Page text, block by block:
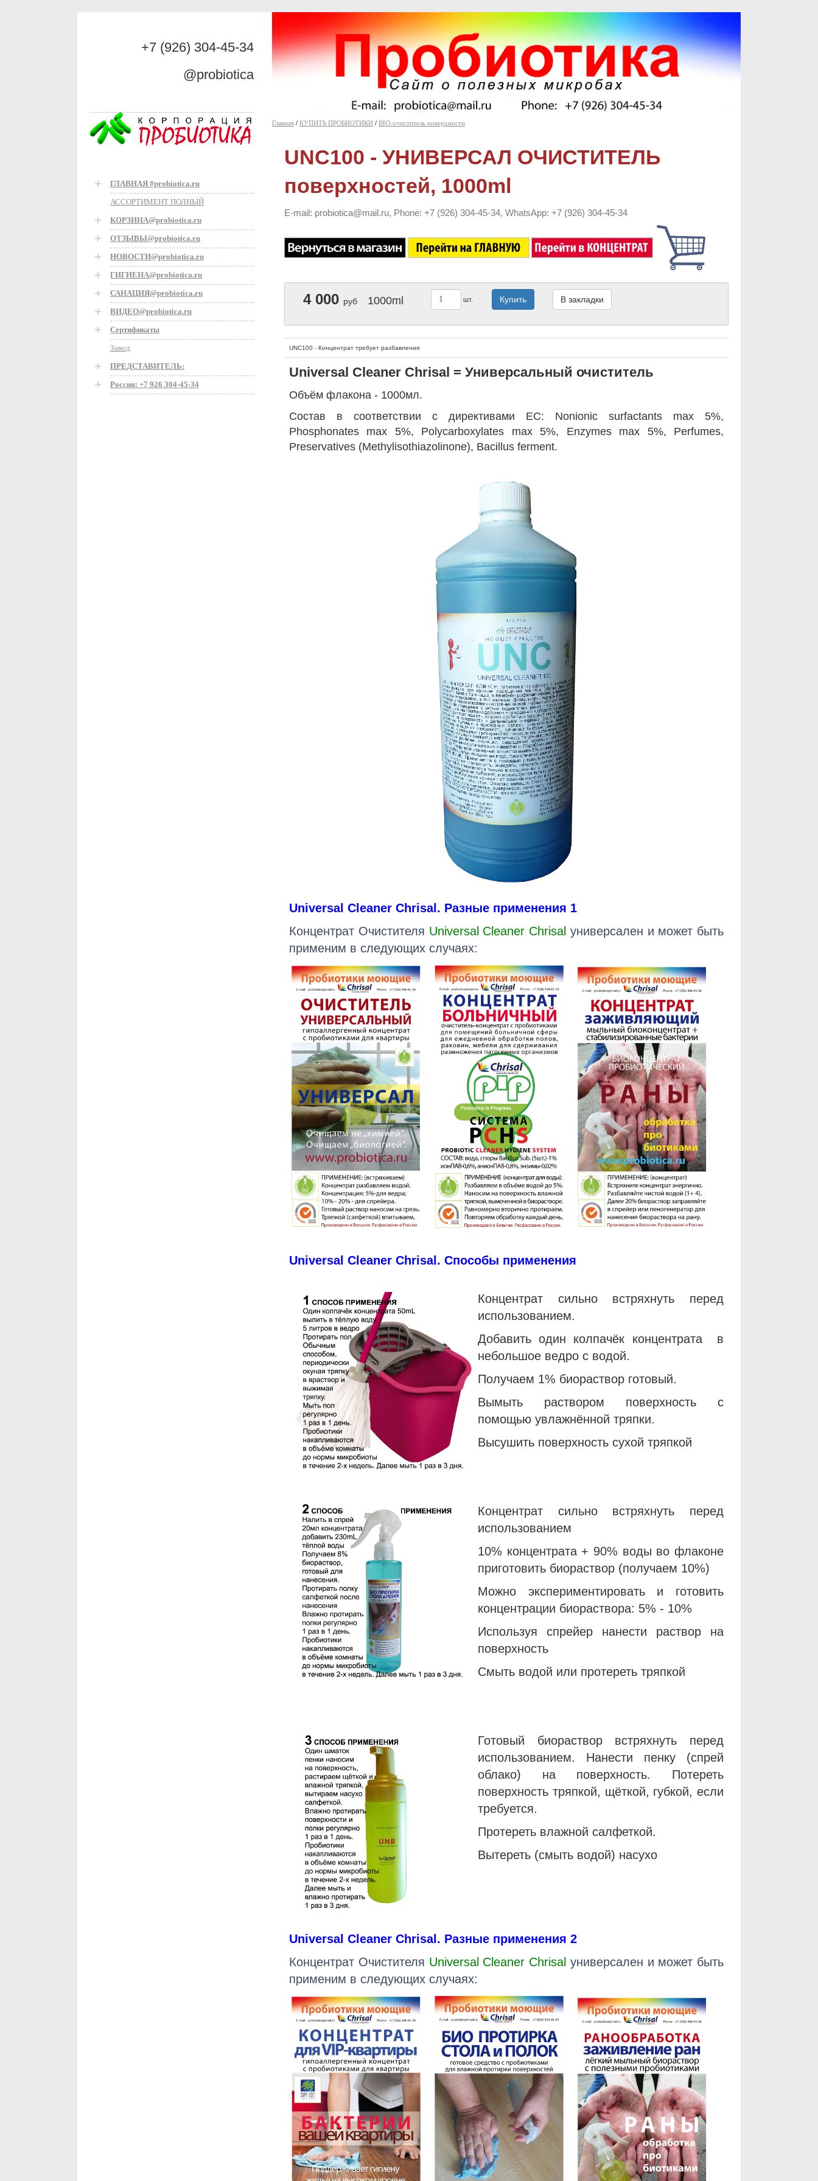
+7 (926) 304-45-34
@probiotica
ГЛАВНАЯ #probiotica.ru
АССОРТИМЕНТ ПОЛНЫЙ
КОРЗИНА@probiotica.ru
ОТЗЫВЫ@probiotica.ru
НОВОСТИ@probiotica.ru
ГИГИЕНА@probiotica.ru
САНАЦИЯ@probiotica.ru
ВИДЕО@probiotica.ru
Сертификаты
Завод
ПРЕДСТАВИТЕЛЬ:
Россия: +7 926 304-45-34
Главная / КУПИТЬ ПРОБИОТИКИ / BIO-очиститель поверхности
UNC100 - УНИВЕРСАЛ ОЧИСТИТЕЛЬ
поверхностей, 1000ml
E-mail: probiotica@mail.ru, Phone: +7 (926) 304-45-34, WhatsApp: +7 (926) 304-45-34
4 000 руб 1000ml шт. Купить В закладки
UNC100 - Концентрат требует разбавления
Universal Cleaner Chrisal = Универсальный очиститель
Объём флакона - 1000мл.
Состав в соответствии с директивами ЕС: Nonionic surfactants max 5%,
Phosphonates max 5%, Polycarboxylates max 5%, Enzymes max 5%, Perfumes,
Preservatives (Methylisothiazolinone), Bacillus ferment.
Universal Cleaner Chrisal. Разные применения 1
Концентрат Очистителя Universal Cleaner Chrisa универсален и может быть
применим в следующих случаях:
Universal Cleaner Chrisal. Способы применения
Концентрат сильно встряхнуть перед
использованием.
Добавить один колпачёк концентрата в
небольшое ведро с водой.
Получаем 1% биораствор готовый.
Вымыть раствором поверхность с
помощью увлажнённой тряпки.
Высушить поверхность сухой тряпкой
Концентрат сильно встряхнуть перед
использованием
10% концентрата + 90% воды во флаконе
приготовить биораствор (получаем 10%)
Можно экспериментировать и готовить
концентрации биораствора: 5% - 10%
Используя спрейер нанести раствор на
поверхность
Смыть водой или протереть тряпкой
Готовый биораствор встряхнуть перед
использованием. Нанести пенку (спрей
облако) на поверхность. Потереть
поверхность тряпкой, щёткой, губкой, если
требуется.
Протереть влажной салфеткой.
Вытереть (смыть водой) насухо
Universal Cleaner Chrisal. Разные применения 2
Концентрат Очистителя Universal Cleaner Chrisa универсален и может быть
применим в следующих случаях: